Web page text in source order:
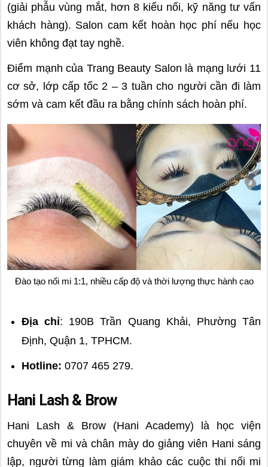
(giải phẫu vùng mắt, hơn 8 kiểu nối, kỹ năng tư vấn
khách hàng). Salon cam kết hoàn học phí nếu học
viên không đạt tay nghề.
Điểm mạnh của Trang Beauty Salon là mạng lưới 11
cơ sở, lớp cấp tốc 2 – 3 tuần cho người cần đi làm
sớm và cam kết đầu ra bằng chính sách hoàn phí.
Đào tạo nối mi 1:1, nhiều cấp độ và thời lượng thực hành cao
Địa chỉ: 190B Trần Quang Khải, Phường Tân
Định, Quận 1, TPHCM.
Hotline: 0707 465 279.
Hani Lash & Brow
Hani Lash & Brow (Hani Academy) là học viện
chuyên về mi và chân mày do giảng viên Hani sáng
lập, người từng làm giám khảo các cuộc thi nối mi